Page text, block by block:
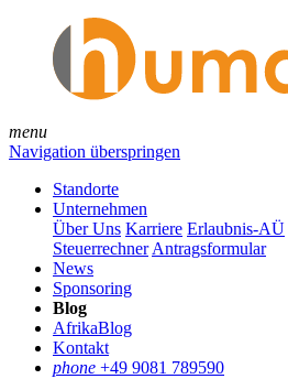
menu
Navigation überspringen
Standorte
Unternehmen
Über Uns Karriere Erlaubnis-AÜ
Steuerrechner Antragsformular
News
Sponsoring
Blog
AfrikaBlog
Kontakt
phone +49 9081 789590